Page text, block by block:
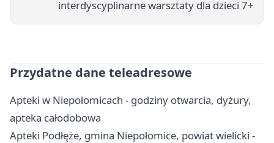
interdyscyplinarne warsztaty dla dzieci 7+
Przydatne dane teleadresowe
Apteki w Niepołomicach - godziny otwarcia, dyżury,
apteka całodobowa
Apteki Podłęże, gmina Niepołomice, powiat wielicki -